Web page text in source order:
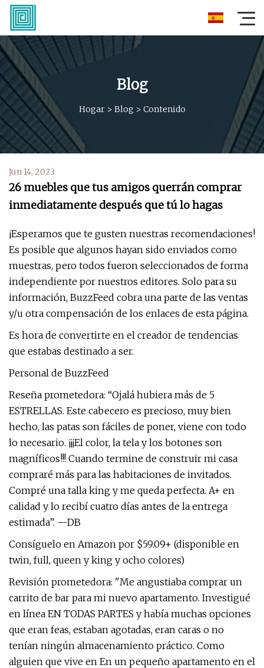
Blog
Hogar> Blog > Contenido
Jun 14, 2023
26 muebles que tus amigos querrán comprar
inmediatamente después que tú lo hagas
¡Esperamos que te gusten nuestras recomendaciones!
Es posible que algunos hayan sido enviados como
muestras, pero todos fueron seleccionados de forma
independiente por nuestros editores. Solo para su
información, BuzzFeed cobra una parte de las ventas
y/u otra compensación de los enlaces de esta página.
Es hora de convertirte en el creador de tendencias
que estabas destinado a ser.
Personal de BuzzFeed
Reseña prometedora: “Ojalá hubiera más de 5
ESTRELLAS. Este cabecero es precioso, muy bien
hecho, las patas son fáciles de poner, viene con todo
lo necesario. ¡¡¡El color, la tela y los botones son
magníficos!!! Cuando termine de construir mi casa
compraré más para las habitaciones de invitados.
Compré una talla king y me queda perfecta. A+ en
calidad y lo recibí cuatro días antes de la entrega
estimada”. —DB
Consíguelo en Amazon por $59.09+ (disponible en
twin, full, queen y king y ocho colores)
Revisión prometedora: "Me angustiaba comprar un
carrito de bar para mi nuevo apartamento. Investigué
en línea EN TODAS PARTES y había muchas opciones
que eran feas, estaban agotadas, eran caras o no
tenían ningún almacenamiento práctico. Como
alguien que vive en En un pequeño apartamento en el